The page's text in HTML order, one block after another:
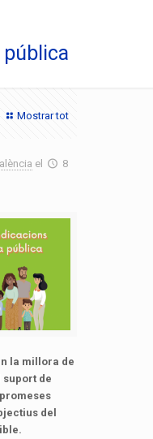
Mostrar tot
el
8
la millora de
suport de
del